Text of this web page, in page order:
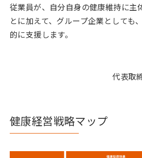
従業員が、自分自身の健康維持に主
とに加えて、グループ企業としても
的に支援します。
代表取
健康経営戦略マップ